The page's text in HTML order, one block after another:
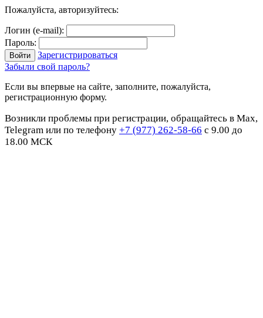
Пожалуйста, авторизуйтесь:
Логин (e-mail):
Пароль:
Зарегистрироваться
Забыли свой пароль?
Если вы впервые на сайте, заполните, пожалуйста,
регистрационную форму.
Возникли проблемы при регистрации, обращайтесь в Max,
Telegram или по телефону +7 (977) 262-58-66 с 9.00 до
18.00 МСК